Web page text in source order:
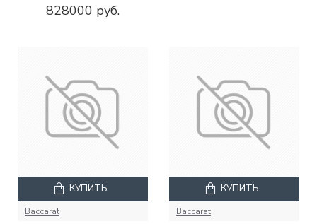
828000 руб.
Baccarat
КУПИТЬ
Baccarat
КУПИТЬ